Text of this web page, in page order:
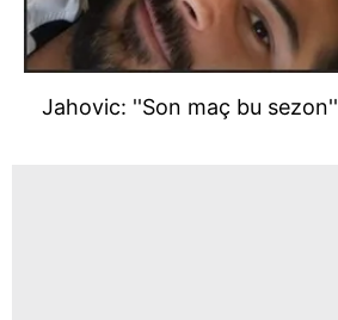
Jahovic: ''Son maç bu sezon''